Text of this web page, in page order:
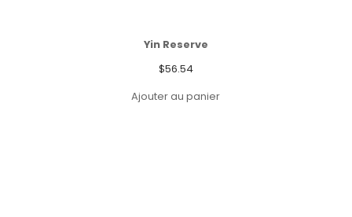
Yin Reserve
$56.54
Ajouter au panier